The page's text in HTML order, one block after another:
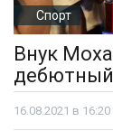
Спорт
Внук
дебютный
16.08.2021 в 16:20